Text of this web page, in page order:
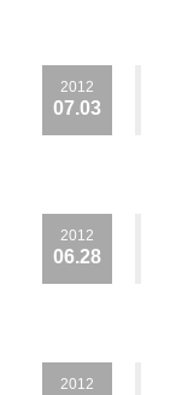
2012
07.03
2012
06.28
2012